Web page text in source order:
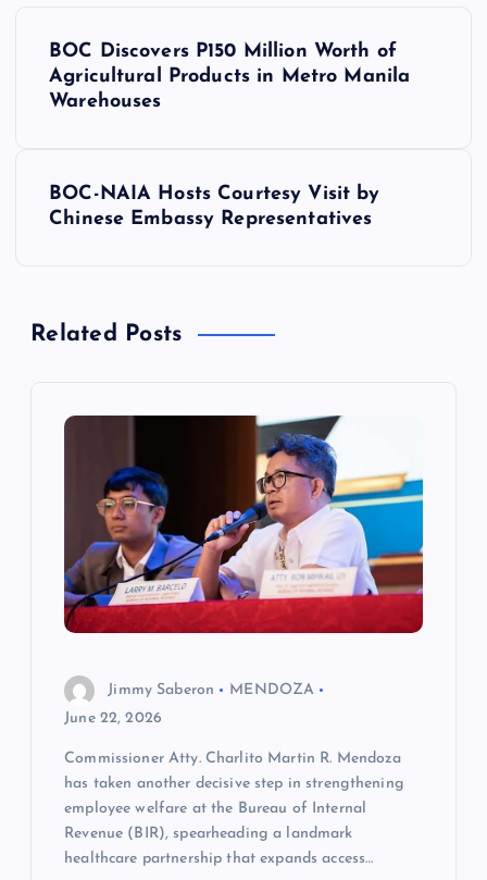
v
BOC Discovers P150 Million Worth of
Agricultural Products in Metro Manila
Warehouses
BOC-NAIA Hosts Courtesy Visit by
Chinese Embassy Representatives
Related Posts
Jimmy Saberon
MENDOZA
June 22, 2026
Commissioner Atty. Charlito Martin R. Mendoza
has taken another decisive step in strengthening
employee welfare at the Bureau of Internal
Revenue (BIR), spearheading a landmark
healthcare partnership that expands access…